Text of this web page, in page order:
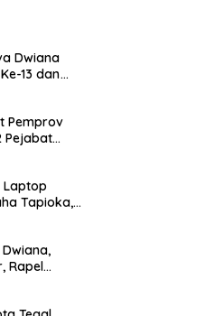
Dwiana
13 dan
Pemprov
Pejabat
Laptop
Tapioka,
Rapel